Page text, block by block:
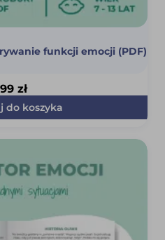
funkcji emocji (PDF)
zł
do koszyka